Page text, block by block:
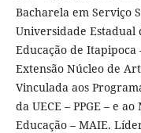
Bacharela em Serviço
Universidade Estadual
Educação de Itapipoca
Extensão Núcleo de
Vinculada aos
da UECE – PPGE – e
Educação – MAIE.